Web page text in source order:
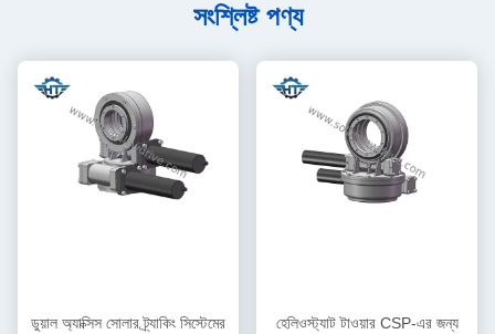
সংশ্লিষ্ট পণ্য
ডুয়াল অ্যাক্সিস সোলার ট্র্যাকিং সিস্টেমের
হেলিওস্ট্যাট টাওয়ার CSP-এর জন্য